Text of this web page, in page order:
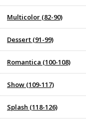
Multicolor (82-90)
Dessert (91-99)
Romantica (100-108)
Show (109-117)
Splash (118-126)